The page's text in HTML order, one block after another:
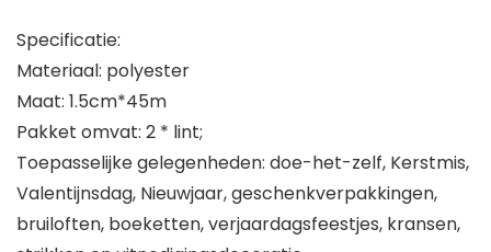
Specificatie:
Materiaal: polyester
Maat: 1.5cm*45m
Pakket omvat: 2 * lint;
Toepasselijke gelegenheden: doe-het-zelf, Kerstmis,
Valentijnsdag, Nieuwjaar, geschenkverpakkingen,
bruiloften, boeketten, verjaardagsfeestjes, kransen,